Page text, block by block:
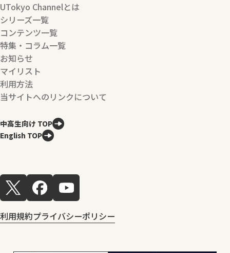
UTokyo Channelとは
シリーズ一覧
コンテンツ一覧
特集・コラム一覧
お知らせ
マイリスト
利用方法
当サイトへのリンクについて
中高生向け TOP
English TOP
利用規約プライバシーポリシー